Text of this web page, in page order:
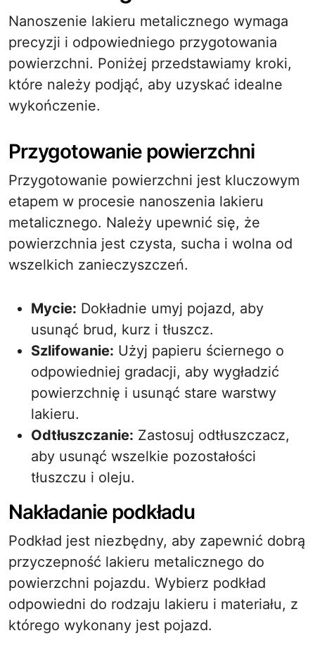
Nanoszenie lakieru metalicznego wymaga
precyzji i odpowiedniego przygotowania
powierzchni. Poniżej przedstawiamy kroki,
które należy podjąć, aby uzyskać idealne
wykończenie.
Przygotowanie powierzchni
Przygotowanie powierzchni jest kluczowym
etapem w procesie nanoszenia lakieru
metalicznego. Należy upewnić się, że
powierzchnia jest czysta, sucha i wolna od
wszelkich zanieczyszczeń.
Mycie: Dokładnie umyj pojazd, aby
usunąć brud, kurz i tłuszcz.
Szlifowanie: Użyj papieru ściernego o
odpowiedniej gradacji, aby wygładzić
powierzchnię i usunąć stare warstwy
lakieru.
Odtłuszczanie: Zastosuj odtłuszczacz,
aby usunąć wszelkie pozostałości
tłuszczu i oleju.
Nakładanie podkładu
Podkład jest niezbędny, aby zapewnić dobrą
przyczepność lakieru metalicznego do
powierzchni pojazdu. Wybierz podkład
odpowiedni do rodzaju lakieru i materiału, z
którego wykonany jest pojazd.